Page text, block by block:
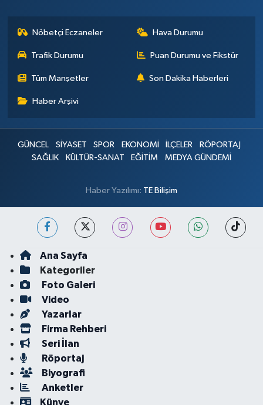
Nöbetçi Eczaneler Hava Durumu
Trafik Durumu Puan Durumu ve Fikstür
Tüm Manşetler Son Dakika Haberleri
Haber Arşivi
GÜNCEL SİYASET SPOR EKONOMİ İLÇELER
RÖPORTAJ
SAĞLIK
KÜLTÜR-SANAT EĞİTİM MEDYA GÜNDEMİ
Haber Yazılımı: TE Bilişim
Ana Sayfa
Kategoriler
Foto Galeri
Video
Yazarlar
Firma Rehberi
Seri İlan
Röportaj
Biyografi
Anketler
Künye